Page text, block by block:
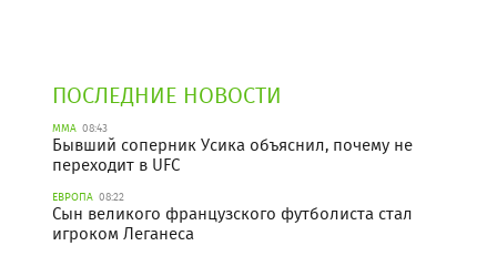
ПОСЛЕДНИЕ НОВОСТИ
ММА 08:43
Бывший соперник Усика объяснил, почему не
переходит в UFC
ЕВРОПА 08:22
Сын великого французского футболиста стал
игроком Леганеса